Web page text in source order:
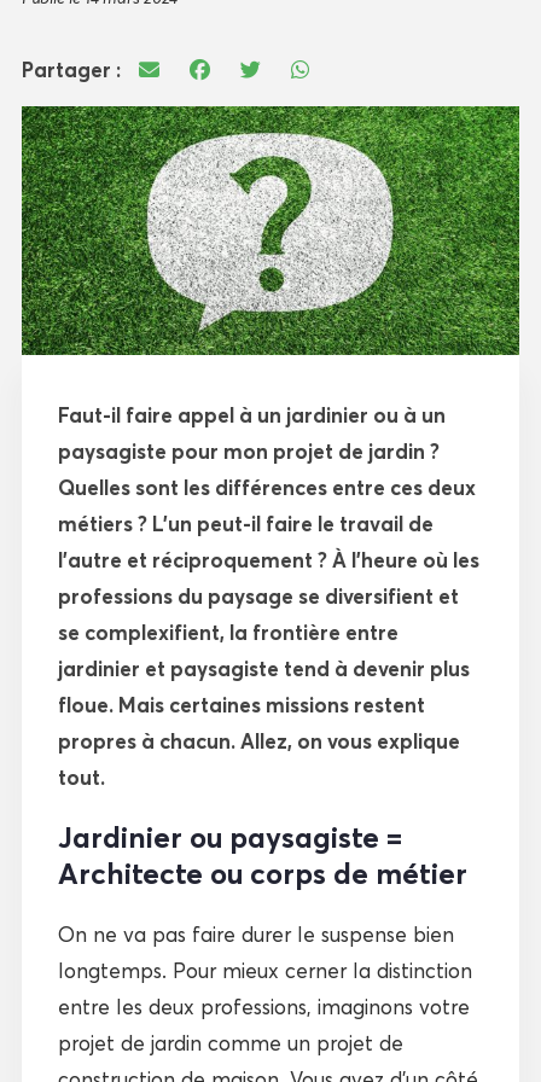
Partager :
Faut-il faire appel à un jardinier ou à un
paysagiste pour mon projet de jardin ?
Quelles sont les différences entre ces deux
métiers ? L’un peut-il faire le travail de
l’autre et réciproquement ? À l’heure où les
professions du paysage se diversifient et
se complexifient, la frontière entre
jardinier et paysagiste tend à devenir plus
floue. Mais certaines missions restent
propres à chacun. Allez, on vous explique
tout.
Jardinier ou paysagiste =
Architecte ou corps de métier
On ne va pas faire durer le suspense bien
longtemps. Pour mieux cerner la distinction
entre les deux professions, imaginons votre
projet de jardin comme un projet de